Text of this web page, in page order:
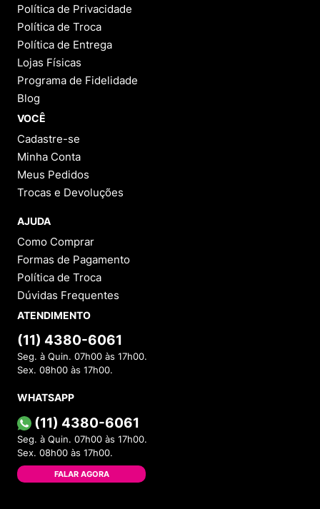
Política de Privacidade
Política de Troca
Política de Entrega
Lojas Físicas
Programa de Fidelidade
Blog
VOCÊ
Cadastre-se
Minha Conta
Meus Pedidos
Trocas e Devoluções
AJUDA
Como Comprar
Formas de Pagamento
Política de Troca
Dúvidas Frequentes
ATENDIMENTO
(11) 4380-6061
Seg. à Quin. 07h00 às 17h00.
Sex. 08h00 às 17h00.
WHATSAPP
(11) 4380-6061
Seg. à Quin. 07h00 às 17h00.
Sex. 08h00 às 17h00.
FALAR AGORA